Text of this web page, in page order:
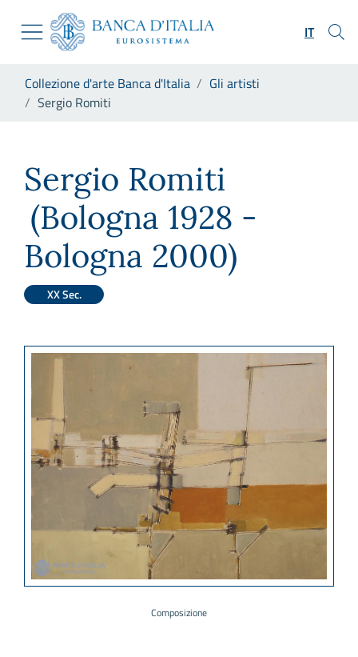
Skip to Main Content
Vai al sito istituzionale
Vai al menu di navigazione
Vai alla ricerca
Vai al footer
IT
Collezione d'arte Banca d'Italia
Gli artisti
Sergio Romiti
Sergio Romiti
(Bologna 1928 -
Bologna 2000)
XX Sec.
Composizione